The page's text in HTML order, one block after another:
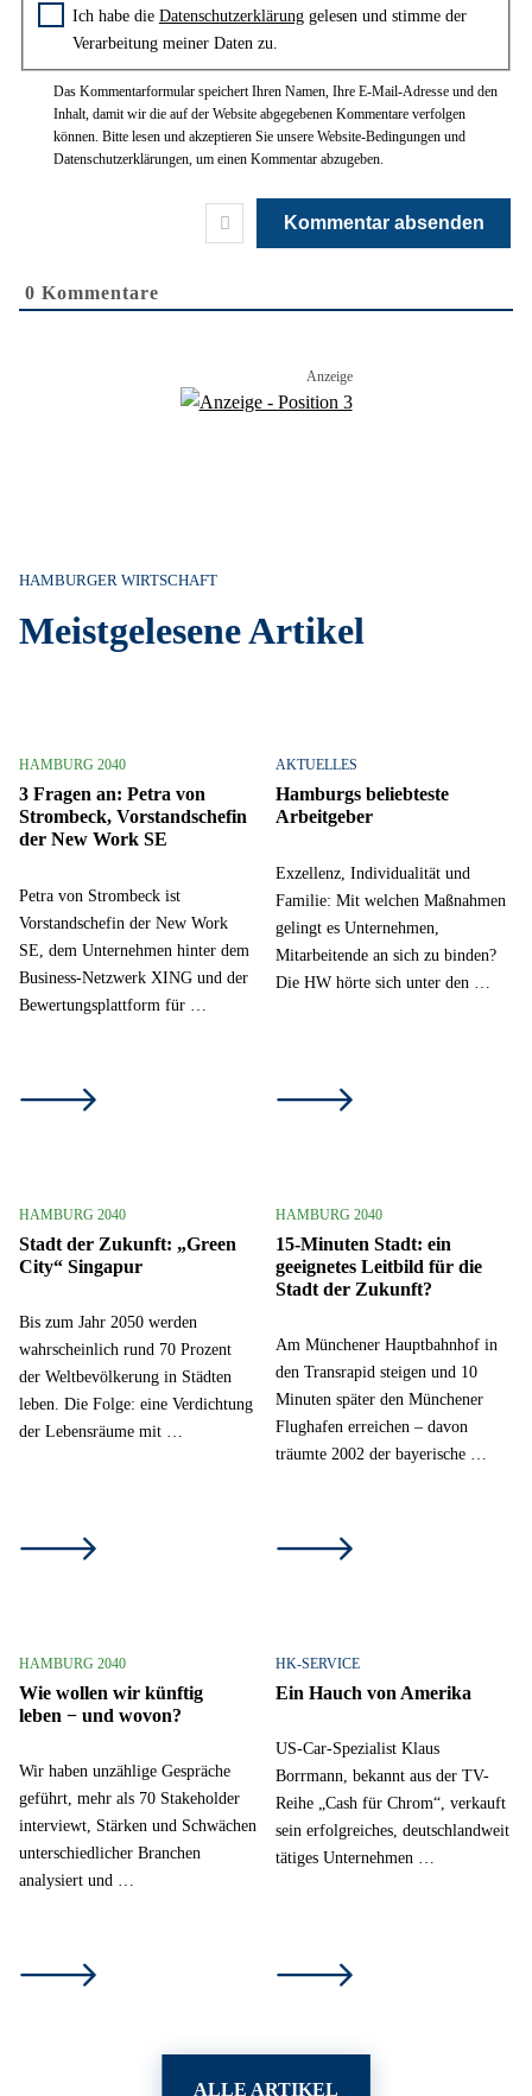
Zustimmung zur Datenschutzerklärung
Ich habe die Datenschutzerklärunggelesen und stimme der
Verarbeitung meiner Daten zu.
Das Kommentarformular speichert Ihren Namen, Ihre E-Mail-Adresse und den
Inhalt, damit wir die auf der Website abgegebenen Kommentare verfolgen
können. Bitte lesen und akzeptieren Sie unsere Website-Bedingungen und
Datenschutzerklärungen, um einen Kommentar abzugeben.
0 Kommentare
HAMBURGER WIRTSCHAFT
Meistgelesene Artikel
HAMBURG 2040
3 Fragen an: Petra von
Strombeck, Vorstandschefin
der New Work SE
Petra von Strombeck ist
Vorstandschefin der New Work
SE, dem Unternehmen hinter dem
Business-Netzwerk XING und der
Bewertungsplattform für …
AKTUELLES
Hamburgs beliebteste
Arbeitgeber
Exzellenz, Individualität und
Familie: Mit welchen Maßnahmen
gelingt es Unternehmen,
Mitarbeitende an sich zu binden?
Die HW hörte sich unter den …
HAMBURG 2040
Stadt der Zukunft: „Green
City“ Singapur
Bis zum Jahr 2050 werden
wahrscheinlich rund 70 Prozent
der Weltbevölkerung in Städten
leben. Die Folge: eine Verdichtung
der Lebensräume mit …
HAMBURG 2040
15-Minuten Stadt: ein
geeignetes Leitbild für die
Stadt der Zukunft?
Am Münchener Hauptbahnhof in
den Transrapid steigen und 10
Minuten später den Münchener
Flughafen erreichen – davon
träumte 2002 der bayerische …
HAMBURG 2040
Wie wollen wir künftig
leben − und wovon?
Wir haben unzählige Gespräche
geführt, mehr als 70 Stakeholder
interviewt, Stärken und Schwächen
unterschiedlicher Branchen
analysiert und …
HK-SERVICE
Ein Hauch von Amerika
US-Car-Spezialist Klaus
Borrmann, bekannt aus der TV-
Reihe „Cash für Chrom“, verkauft
sein erfolgreiches, deutschlandweit
tätiges Unternehmen …
ALLE ARTIKEL